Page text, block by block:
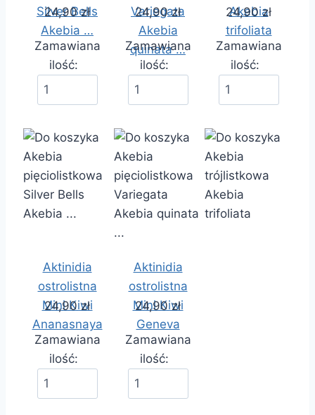
Silver Bells
Akebia …
24,90 zł
Zamawiana
ilość:
Variegata
Akebia
quinata …
24,90 zł
Zamawiana
ilość:
Akebia
trifoliata
24,90 zł
Zamawiana
ilość:
Aktinidia
ostrolistna
Mini Kiwi
Ananasnaya
24,90 zł
Zamawiana
ilość:
Aktinidia
ostrolistna
Mini Kiwi
Geneva
24,90 zł
Zamawiana
ilość: